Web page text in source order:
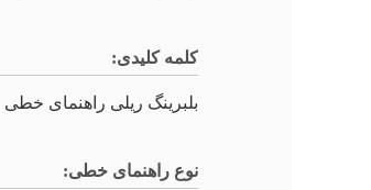
کلمه کلیدی:
بلبرینگ ریلی راهنمای خطی
نوع راهنمای خطی: